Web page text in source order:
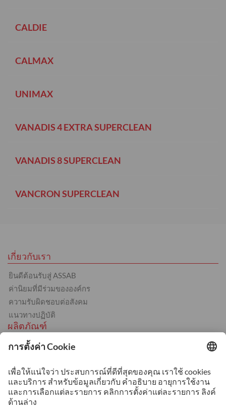
CALDIE
CALMAX
UNIMAX
VANADIS 4 EXTRA SUPERCLEAN
VANADIS 8 SUPERCLEAN
VANCRON SUPERCLEAN
เกี่ยวกับเรา
ยินดีต้อนรับสู่ ASSAB
ค่านิยมที่มีร่วมขององค์กร
ความรับผิดชอบต่อสังคม
แนวทางปฏิบัติ
ผลิตภัณฑ์
เหล็กแม่พิมพ์งานร้อน
พลาสติก
เหล็กกล้าสำหรับชิ้นส่วนเครื่องจักร
บริการ